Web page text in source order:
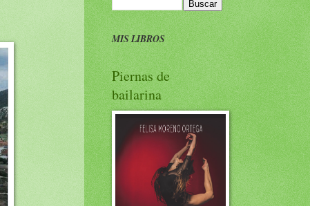
MIS LIBROS
Piernas de
bailarina